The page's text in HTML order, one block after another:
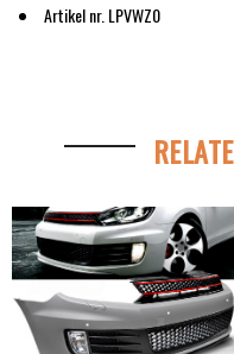
Artikel nr. LPVWZ0